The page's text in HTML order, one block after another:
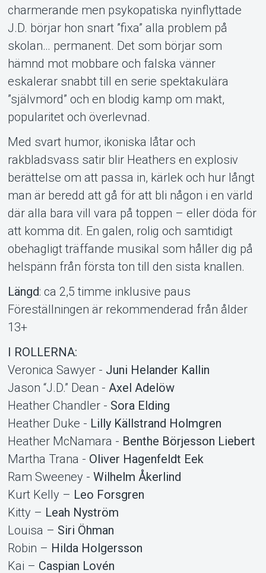
Support
Om Tickster
charmerande men psykopatiska nyinflyttade
J.D. börjar hon snart ”fixa” alla problem på
skolan… permanent. Det som börjar som
hämnd mot mobbare och falska vänner
eskalerar snabbt till en serie spektakulära
”självmord” och en blodig kamp om makt,
popularitet och överlevnad.
Med svart humor, ikoniska låtar och
rakbladsvass satir blir Heathers en explosiv
berättelse om att passa in, kärlek och hur långt
man är beredd att gå för att bli någon i en värld
där alla bara vill vara på toppen – eller döda för
att komma dit. En galen, rolig och samtidigt
obehagligt träffande musikal som håller dig på
helspänn från första ton till den sista knallen.
Längd: ca 2,5 timme inklusive paus
Föreställningen är rekommenderad från ålder
13+
I ROLLERNA:
Veronica Sawyer - Juni Helander Kallin
Jason “J.D.” Dean - Axel Adelöw
Heather Chandler - Sora Elding
Heather Duke - Lilly Källstrand Holmgren
Heather McNamara - Benthe Börjesson Liebert
Martha Trana - Oliver Hagenfeldt Eek
Ram Sweeney - Wilhelm Åkerlind
Kurt Kelly – Leo Forsgren
Kitty – Leah Nyström
Louisa – Siri Öhman
Robin – Hilda Holgersson
Kai – Caspian Lovén